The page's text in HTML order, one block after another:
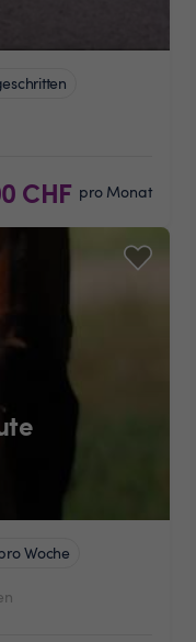
CHF pro Monat
Woche